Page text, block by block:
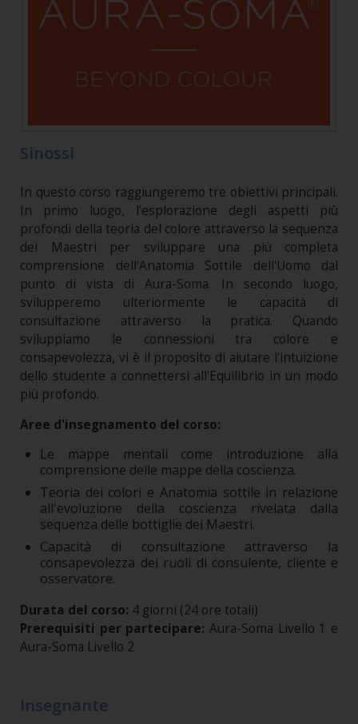
Sinossi
In questo corso raggiungeremo tre obiettivi principali.
In primo luogo, l'esplorazione degli aspetti più
profondi della teoria del colore attraverso la sequenza
dei Maestri per sviluppare una più completa
comprensione dell'Anatomia Sottile dell'Uomo dal
punto di vista di Aura-Soma. In secondo luogo,
svilupperemo ulteriormente le capacità di
consultazione attraverso la pratica. Quando
sviluppiamo le connessioni tra colore e
consapevolezza, vi è il proposito di aiutare l'intuizione
dello studente a connettersi all'Equilibrio in un modo
più profondo.
Aree d'insegnamento del corso:
Le mappe mentali come introduzione alla
comprensione delle mappe della coscienza.
Teoria dei colori e Anatomia sottile in relazione
all'evoluzione della coscienza rivelata dalla
sequenza delle bottiglie dei Maestri.
Capacità di consultazione attraverso la
consapevolezza dei ruoli di consulente, cliente e
osservatore.
Durata del corso: 4 giorni (24 ore totali)
Prerequisiti per partecipare: Aura-Soma Livello 1 e
Aura-Soma Livello 2
Insegnante